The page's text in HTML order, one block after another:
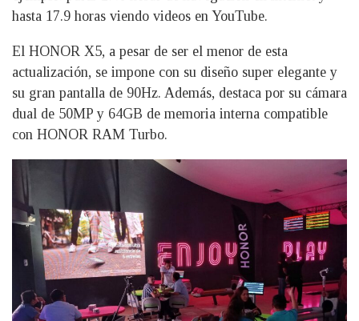
hasta 17.9 horas viendo videos en YouTube.
El HONOR X5, a pesar de ser el menor de esta
actualización, se impone con su diseño super elegante y
su gran pantalla de 90Hz. Además, destaca por su cámara
dual de 50MP y 64GB de memoria interna compatible
con HONOR RAM Turbo.